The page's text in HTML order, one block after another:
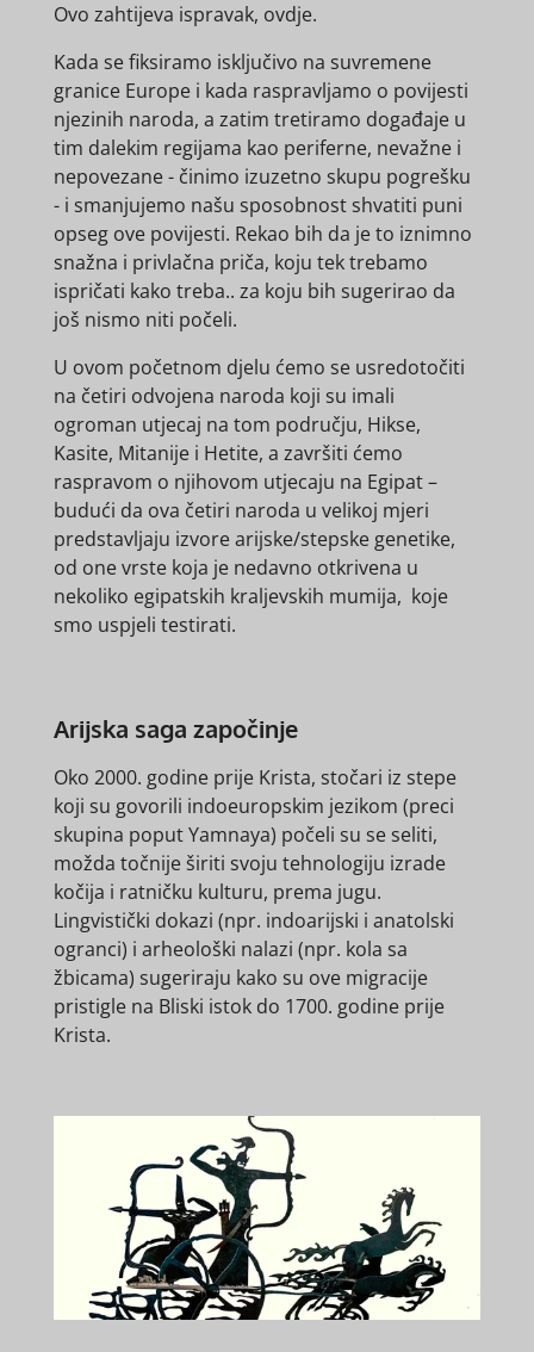
Ovo zahtijeva ispravak, ovdje.
Kada se fiksiramo isključivo na suvremene
granice Europe i kada raspravljamo o povijesti
njezinih naroda, a zatim tretiramo događaje u
tim dalekim regijama kao periferne, nevažne i
nepovezane - činimo izuzetno skupu pogrešku
- i smanjujemo našu sposobnost shvatiti puni
opseg ove povijesti. Rekao bih da je to iznimno
snažna i privlačna priča, koju tek trebamo
ispričati kako treba.. za koju bih sugerirao da
još nismo niti počeli.
U ovom početnom djelu ćemo se usredotočiti
na četiri odvojena naroda koji su imali
ogroman utjecaj na tom području, Hikse,
Kasite, Mitanije i Hetite, a završiti ćemo
raspravom o njihovom utjecaju na Egipat –
budući da ova četiri naroda u velikoj mjeri
predstavljaju izvore arijske/stepske genetike,
od one vrste koja je nedavno otkrivena u
nekoliko egipatskih kraljevskih mumija, koje
smo uspjeli testirati.
Arijska saga započinje
Oko 2000. godine prije Krista, stočari iz stepe
koji su govorili indoeuropskim jezikom (preci
skupina poput Yamnaya) počeli su se seliti,
možda točnije širiti svoju tehnologiju izrade
kočija i ratničku kulturu, prema jugu.
Lingvistički dokazi (npr. indoarijski i anatolski
ogranci) i arheološki nalazi (npr. kola sa
žbicama) sugeriraju kako su ove migracije
pristigle na Bliski istok do 1700. godine prije
Krista.